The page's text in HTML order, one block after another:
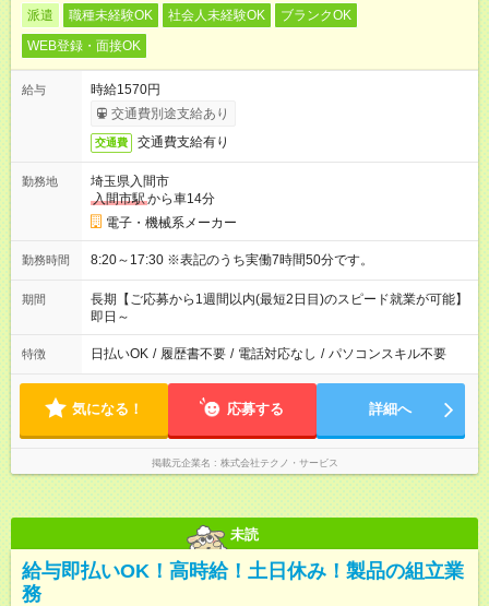
派遣 職種未経験OK 社会人未経験OK
ブランクOK
WEB登録・面接OK
給与
時給1570円
交通費別途支給あり
交通費 交通費支給有り
勤務地
埼玉県入間市
入間市駅から車14分
電子・機械系メーカー
勤務時間 8:20～17:30 ※表記のうち実働7時間50分です。
期間
長期【ご応募から1週間以内(最短2日目)のスピード就業が可能】
即日～
特徴 日払いOK / 履歴書不要 / 電話対応なし / パソコンスキル不要
気になる！ 応募する 詳細へ
掲載元企業名 株式会社テクノ・サービス
未読
給与即払いOK！高時給！土日休み！製品の組立業
務